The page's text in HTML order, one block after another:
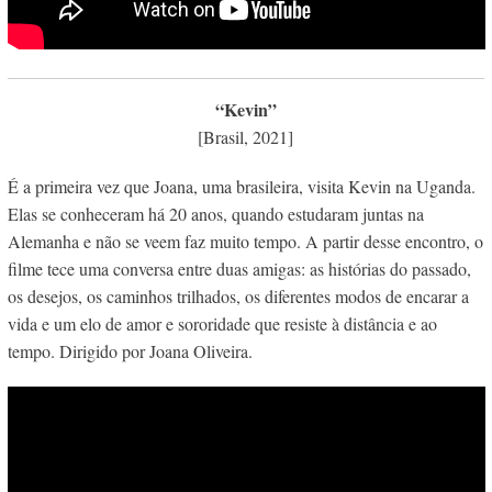
“Kevin”
[Brasil, 2021]
É a primeira vez que Joana, uma brasileira, visitaKevinna Uganda.
Elas se conheceram há 20 anos, quando estudaram juntas na
Alemanha e não se veem faz muito tempo. A partir desse encontro, o
filme tece uma conversa entre duas amigas: as histórias do passado,
os desejos, os caminhos trilhados, os diferentes modos de encarar a
vida e um elo de amor e sororidade que resiste à distância e ao
tempo. Dirigido por Joana Oliveira.